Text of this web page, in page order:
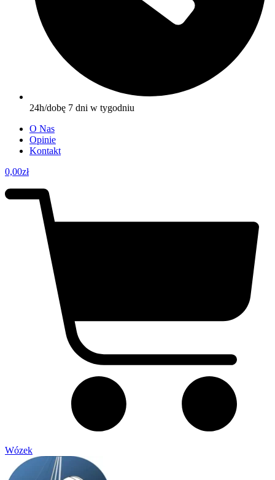
24h/dobę 7 dni w tygodniu
O Nas
Opinie
Kontakt
0,00zł
Wózek